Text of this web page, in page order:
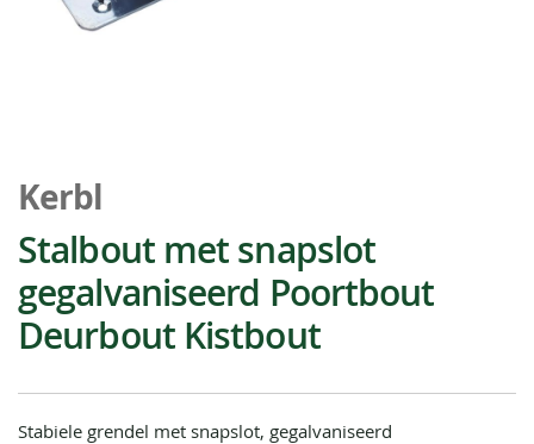
naar
het
begin
van
de
afbeeldingen-
gallerij
Kerbl
Stalbout met snapslot
gegalvaniseerd Poortbout
Deurbout Kistbout
Stabiele grendel met snapslot, gegalvaniseerd